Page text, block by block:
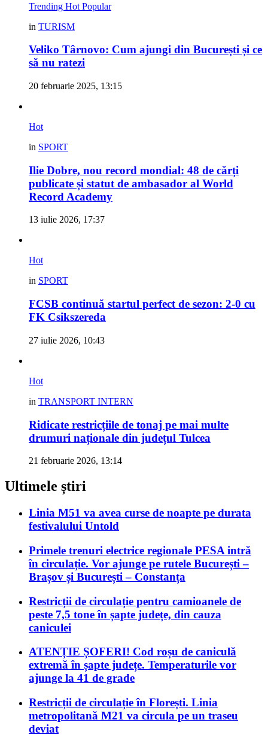
Trending Hot Popular
in TURISM
Veliko Târnovo: Cum ajungi din București și ce
să nu ratezi
20 februarie 2025, 13:15
Hot
in SPORT
Ilie Dobre, nou record mondial: 48 de cărți
publicate și statut de ambasador al World
Record Academy
13 iulie 2026, 17:37
Hot
in SPORT
FCSB continuă startul perfect de sezon: 2-0 cu
FK Csikszereda
27 iulie 2026, 10:43
Hot
in TRANSPORT INTERN
Ridicate restricțiile de tonaj pe mai multe
drumuri naționale din județul Tulcea
21 februarie 2026, 13:14
Ultimele știri
Linia M51 va avea curse de noapte pe durata
festivalului Untold
Primele trenuri electrice regionale PESA intră
în circulație. Vor ajunge pe rutele București –
Brașov și București – Constanța
Restricții de circulație pentru camioanele de
peste 7,5 tone în șapte județe, din cauza
caniculei
ATENȚIE ȘOFERI! Cod roșu de caniculă
extremă în șapte județe. Temperaturile vor
ajunge la 41 de grade
Restricții de circulație în Florești. Linia
metropolitană M21 va circula pe un traseu
deviat